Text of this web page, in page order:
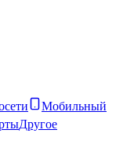
Мобильный
Другое